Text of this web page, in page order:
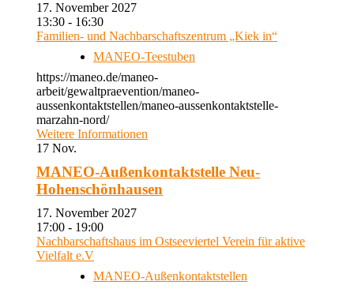
17. November 2027
13:30 - 16:30
Familien- und Nachbarschaftszentrum „Kiek in“
MANEO-Teestuben
https://maneo.de/maneo-
arbeit/gewaltpraevention/maneo-
aussenkontaktstellen/maneo-aussenkontaktstelle-
marzahn-nord/
Weitere Informationen
17 Nov.
MANEO-Außenkontaktstelle Neu-
Hohenschönhausen
17. November 2027
17:00 - 19:00
Nachbarschaftshaus im Ostseeviertel Verein für aktive
Vielfalt e.V
MANEO-Außenkontaktstellen